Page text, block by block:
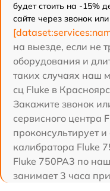
будет стоить на -15%
сайте через звонок
на выезде, если не
оборудования и
таких случаях наш
сц Fluke в
Закажите звонок
сервисного центра
проконсультирует
калибратора Fluke
Fluke 750PA3 по
занимает 3 часа